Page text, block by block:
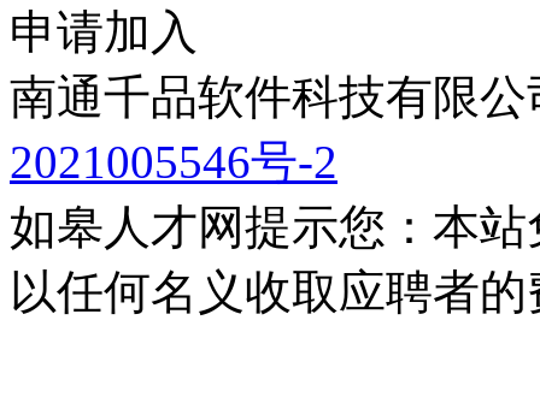
申请加入
南通千品软件科技有限
2021005546号-2
如皋人才网提示您：本
以任何名义收取应聘者